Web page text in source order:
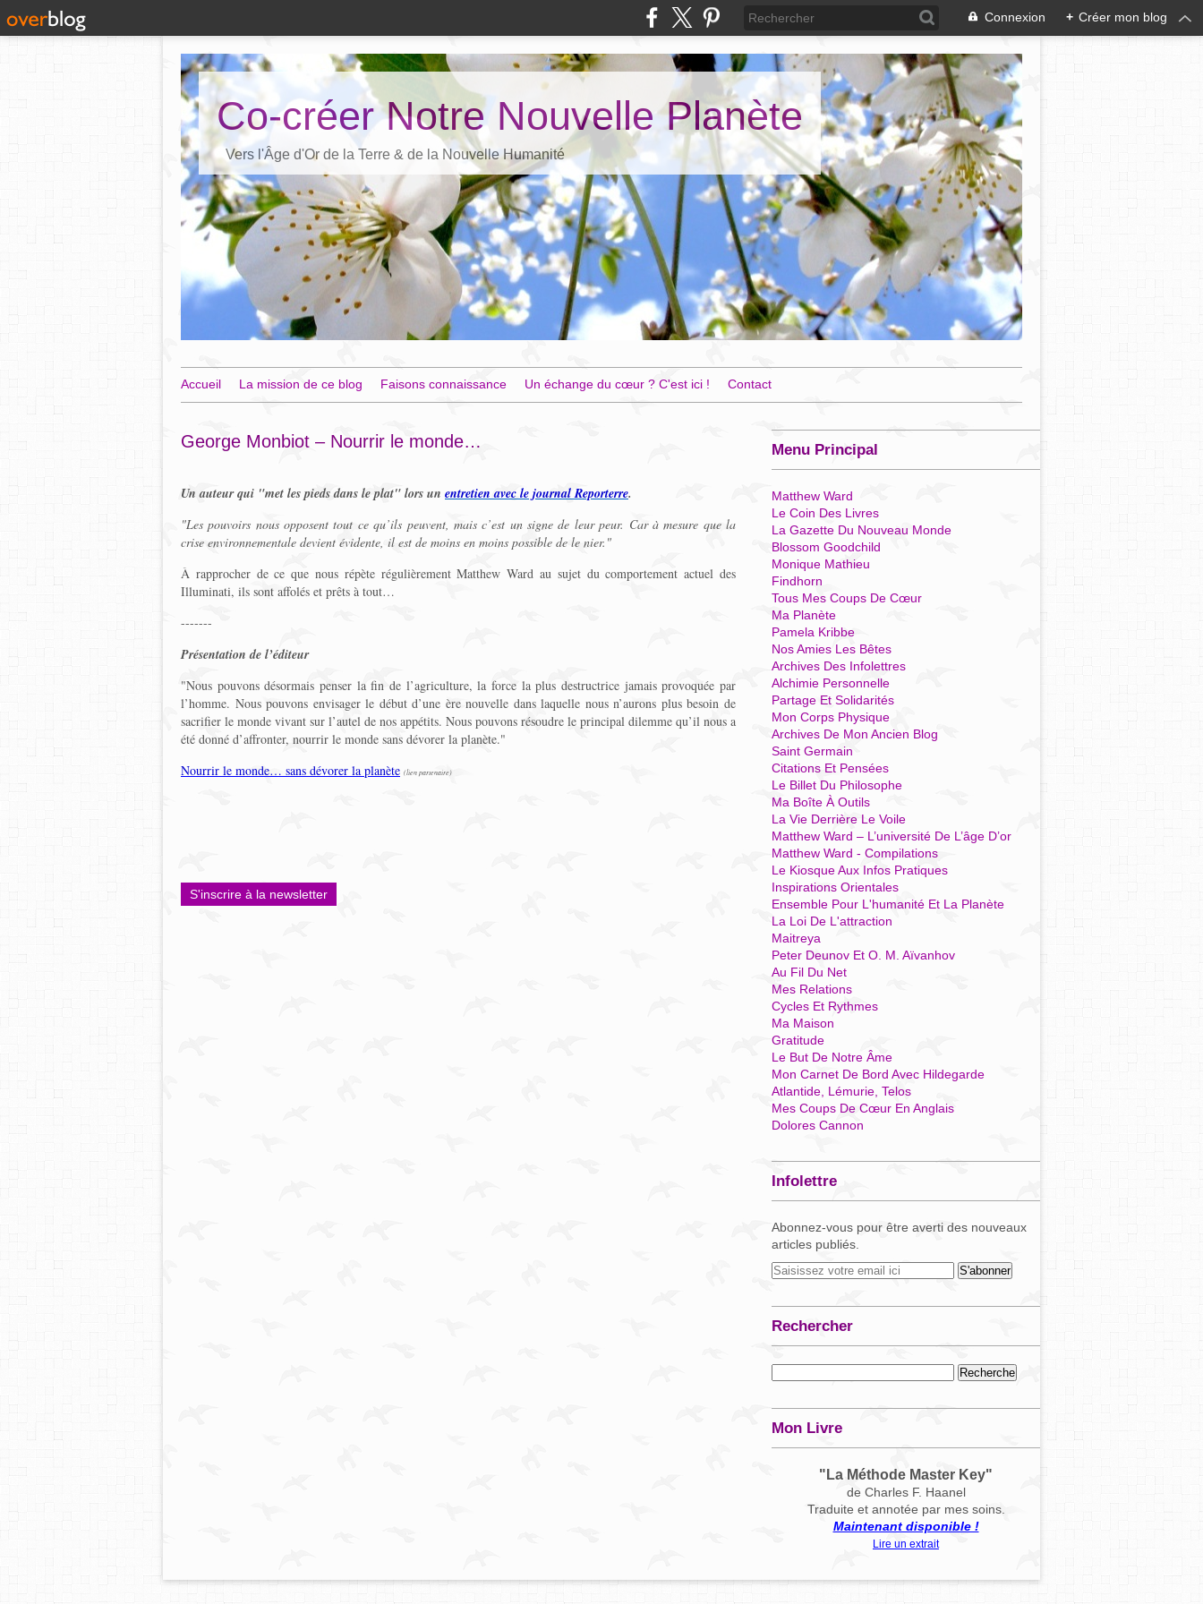
Connexion + Créer mon blog
Co-créer Notre Nouvelle Planète
Vers l'Âge d'Or de la Terre & de la Nouvelle Humanité
Accueil La mission de ce blog Faisons connaissance Un échange du cœur ? C'est ici ! Contact
George Monbiot – Nourrir le monde…
Un auteur qui "met les pieds dans le plat" lors un entretien avec le journal Reporterre.
"Les pouvoirs nous opposent tout ce qu’ils peuvent, mais c’est un signe de leur peur. Car à mesure que la
crise environnementale devient évidente, il est de moins en moins possible de le nier."
À rapprocher de ce que nous répète régulièrement Matthew Ward au sujet du comportement actuel des
Illuminati, ils sont affolés et prêts à tout…
-------
Présentation de l’éditeur
"Nous pouvons désormais penser la fin de l’agriculture, la force la plus destructrice jamais provoquée par
l’homme. Nous pouvons envisager le début d’une ère nouvelle dans laquelle nous n’aurons plus besoin de
sacrifier le monde vivant sur l’autel de nos appétits. Nous pouvons résoudre le principal dilemme qu’il nous a
été donné d’affronter, nourrir le monde sans dévorer la planète."
Nourrir le monde… sans dévorer la planète (lien partenaire)
S'inscrire à la newsletter
Menu Principal
Matthew Ward
Le Coin Des Livres
La Gazette Du Nouveau Monde
Blossom Goodchild
Monique Mathieu
Findhorn
Tous Mes Coups De Cœur
Ma Planète
Pamela Kribbe
Nos Amies Les Bêtes
Archives Des Infolettres
Alchimie Personnelle
Partage Et Solidarités
Mon Corps Physique
Archives De Mon Ancien Blog
Saint Germain
Citations Et Pensées
Le Billet Du Philosophe
Ma Boîte À Outils
La Vie Derrière Le Voile
Matthew Ward – L’université De L’âge D’or
Matthew Ward - Compilations
Le Kiosque Aux Infos Pratiques
Inspirations Orientales
Ensemble Pour L'humanité Et La Planète
La Loi De L'attraction
Maitreya
Peter Deunov Et O. M. Aïvanhov
Au Fil Du Net
Mes Relations
Cycles Et Rythmes
Ma Maison
Gratitude
Le But De Notre Âme
Mon Carnet De Bord Avec Hildegarde
Atlantide, Lémurie, Telos
Mes Coups De Cœur En Anglais
Dolores Cannon
Infolettre
Abonnez-vous pour être averti des nouveaux
articles publiés.
Rechercher
Mon Livre
"La Méthode Master Key"
de Charles F. Haanel
Traduite et annotée par mes soins.
Maintenant disponible !
Lire un extrait